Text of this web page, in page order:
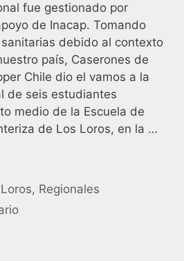
fue gestionado por
de Inacap. Tomando
debido al contexto
país, Caserones de
Chile dio el vamos a la
de seis estudiantes
medio de la Escuela de
de Los Loros, en la …
, Regionales